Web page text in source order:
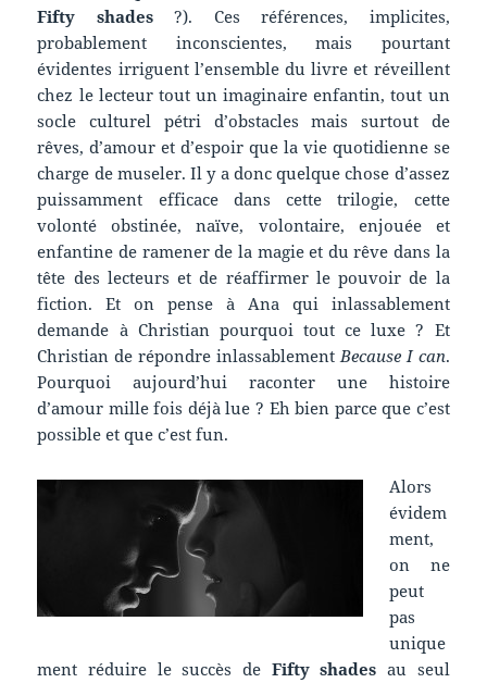
Fifty shades?). Ces références, implicites,
probablement inconscientes, mais pourtant
évidentes irriguent l’ensemble du livre et réveillent
chez le lecteur tout un imaginaire enfantin, tout un
socle culturel pétri d’obstacles mais surtout de
rêves, d’amour et d’espoir que la vie quotidienne se
charge de museler. Il y a donc quelque chose d’assez
puissamment efficace dans cette trilogie, cette
volonté obstinée, naïve, volontaire, enjouée et
enfantine de ramener de la magie et du rêve dans la
tête des lecteurs et de réaffirmer le pouvoir de la
fiction. Et on pense à Ana qui inlassablement
demande à Christian pourquoi tout ce luxe ? Et
Christian de répondre inlassablementBecause I can.
Pourquoi aujourd’hui raconter une histoire
d’amour mille fois déjà lue ? Eh bien parce que c’est
possible et que c’est fun.
Alors
évidem
ment,
on ne
peut
pas
unique
ment réduire le succès de Fifty shades au seul